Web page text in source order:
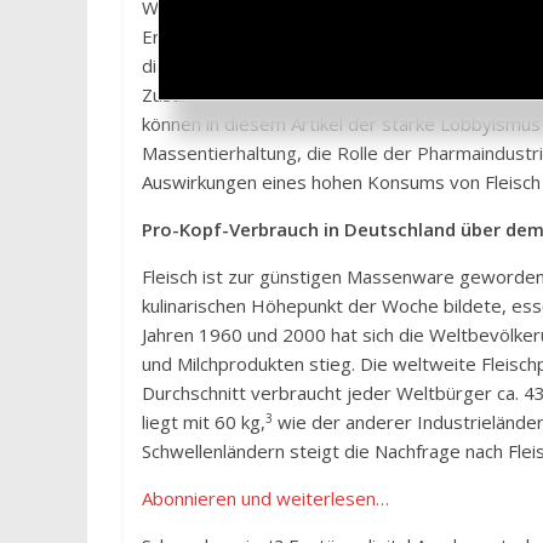
Weshalb ist der ökologische Fußabdruck
Erzeugnisse? Welche globalen ökologischen
die Klimaerwärmung, Umweltverschmutzung
Zusammenhang stehen Viehzucht und
können in diesem Artikel der starke
Massentierhaltung, die Rolle der
Auswirkungen eines hohen Konsums von
Pro-Kopf-Verbrauch in Deutschland über
Fleisch ist zur günstigen Massenware
kulinarischen Höhepunkt der Woche bildete,
Jahren 1960 und 2000 hat sich die
und Milchprodukten stieg. Die weltweite
Durchschnitt verbraucht jeder Weltbürger ca.
liegt mit 60 kg,3 wie der anderer
Schwellenländern steigt die Nachfrage nach
Abonnieren und weiterlesen…